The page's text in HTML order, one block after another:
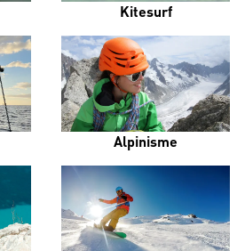
Kitesurf
Alpinisme